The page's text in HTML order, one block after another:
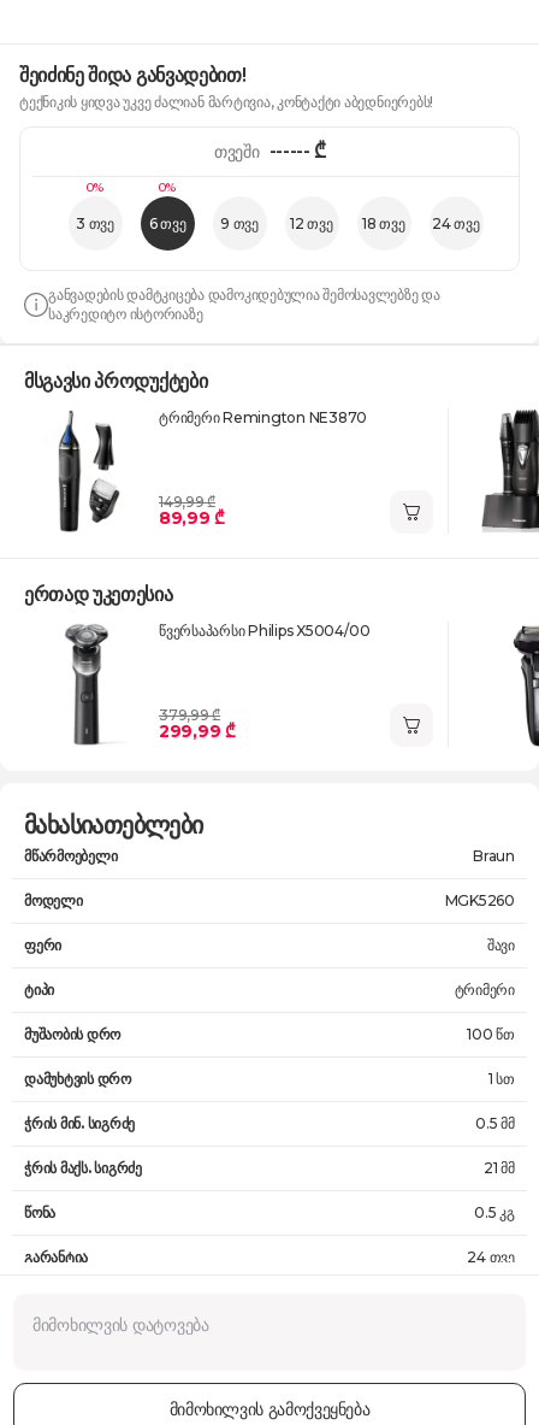
შეიძინე შიდა განვადებით!
ტექნიკის ყიდვა უკვე ძალიან მარტივია, კონტაქტი აბედნიერებს!
0%
3 თვე
0%
6 თვე 9 თვე 12 თვე 18 თვე 24 თვე
თვეში ------₾
განვადების დამტკიცება დამოკიდებულია შემოსავლებზე და
საკრედიტო ისტორიაზე
მსგავსი პროდუქტები
ტრიმერი Remington NE3870
149,99 ₾
89,99 ₾
ერთად უკეთესია
წვერსაპარსი Philips X5004/00
379,99 ₾
299,99 ₾
მახასიათებლები
მწარმოებელი Braun
მოდელი MGK5260
ფერი შავი
ტიპი ტრიმერი
მუშაობის დრო 100 წთ
დამუხტვის დრო 1 სთ
ჭრის მინ. სიგრძე 0.5 მმ
ჭრის მაქს. სიგრძე 21 მმ
წონა 0.5 კგ
გარანტია 24 თვე
მიმოხილვის გამოქვეყნება